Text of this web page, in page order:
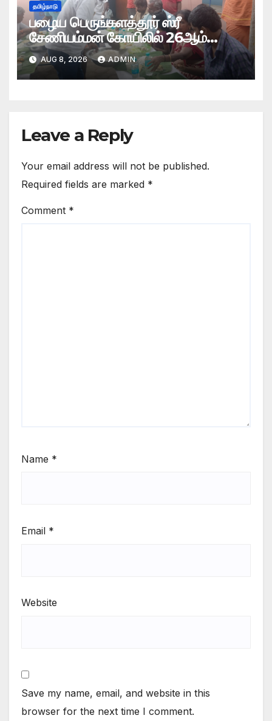
தமிழ்நாடு
பழைய பெருங்களத்தூர் ஸ்ரீ
சேணியம்மன் கோயிலில் 26ஆம்
ஆண்டு ஆடி மாத தீமிதி மற்றும்
தேர்த்திருவிழா
AUG 8, 2026 ADMIN
Leave a Reply
Your email address will not be published.
Required fields are marked *
Comment *
Name *
Email *
Website
Save my name, email, and website in this
browser for the next time I comment.